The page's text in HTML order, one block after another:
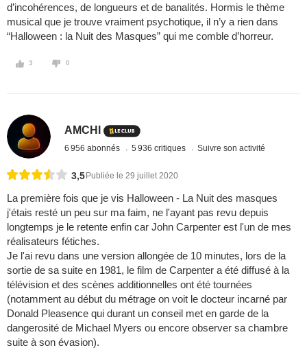
d’incohérences, de longueurs et de banalités. Hormis le thème
musical que je trouve vraiment psychotique, il n’y a rien dans
“Halloween : la Nuit des Masques” qui me comble d’horreur.
3 0
AMCHI
6 956 abonnés 5 936 critiques Suivre son activité
3,5 Publiée le 29 juillet 2020
La première fois que je vis Halloween - La Nuit des masques
j'étais resté un peu sur ma faim, ne l'ayant pas revu depuis
longtemps je le retente enfin car John Carpenter est l'un de mes
réalisateurs fétiches.
Je l'ai revu dans une version allongée de 10 minutes, lors de la
sortie de sa suite en 1981, le film de Carpenter a été diffusé à la
télévision et des scènes additionnelles ont été tournées
(notamment au début du métrage on voit le docteur incarné par
Donald Pleasence qui durant un conseil met en garde de la
dangerosité de Michael Myers ou encore observer sa chambre
suite à son évasion).